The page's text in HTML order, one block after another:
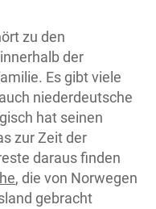
zu den
der
Es gibt viele
niederdeutsche
hat seinen
zur Zeit der
daraus finden
, die von Norwegen
gebracht